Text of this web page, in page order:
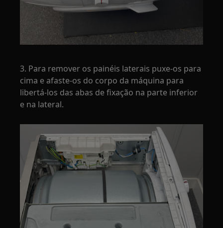
3. Para remover os painéis laterais puxe-os para
cima e afaste-os do corpo da máquina para
libertá-los das abas de fixação na parte inferior
e na lateral.